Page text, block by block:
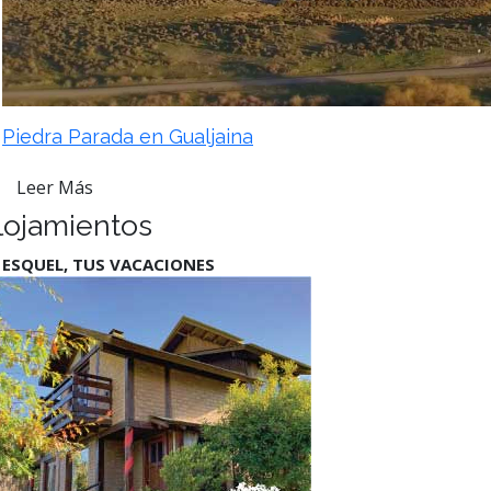
Piedra Parada en Gualjaina
Leer Más
TUS VACACIONES